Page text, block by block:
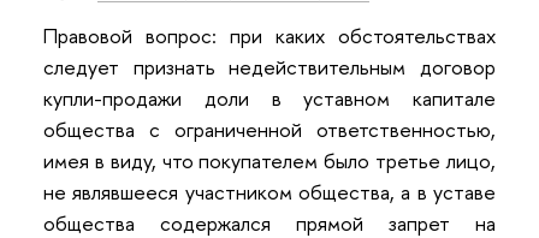
Правовой вопрос: при каких обстоятельствах
следует признать недействительным договор
купли-продажи доли в уставном капитале
общества с ограниченной ответственностью,
имея в виду, что покупателем было третье лицо,
не являвшееся участником общества, а в уставе
общества содержался прямой запрет на